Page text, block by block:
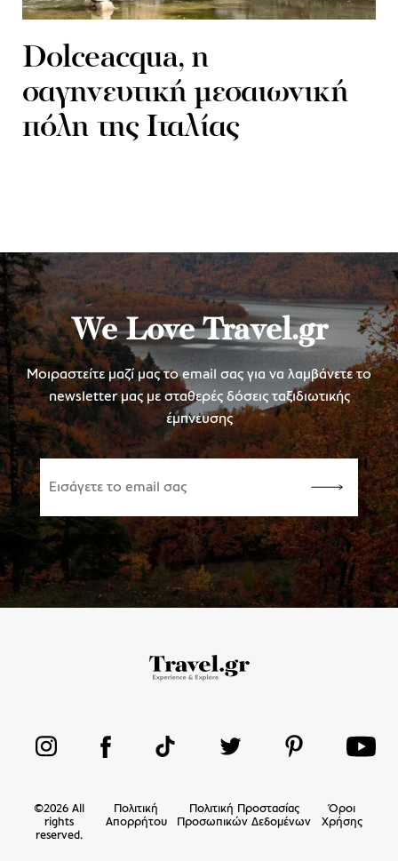
Dolceacqua, η
σαγηνευτική μεσαιωνική
πόλη της Ιταλίας
We Love Travel.gr
Μοιραστείτε μαζί μας το email σας για να λαμβάνετε το
newsletter μας με σταθερές δόσεις ταξιδιωτικής
έμπνευσης
©2026 All
rights
reserved.
Πολιτική
Απορρήτου
Πολιτική Προστασίας
Προσωπικών Δεδομένων
Όροι
Χρήσης